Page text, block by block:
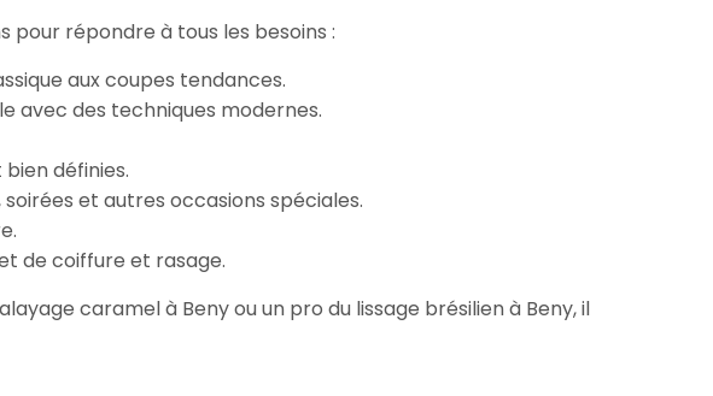
répondre à tous les besoins :
aux coupes tendances.
avec des techniques modernes.
définies.
et autres occasions spéciales.
de coiffure et rasage.
caramel à Beny ou un pro du lissage brésilien à Beny, il